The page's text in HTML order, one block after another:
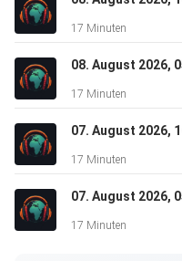
17 Minuten
17 Minuten
17 Minuten
17 Minuten